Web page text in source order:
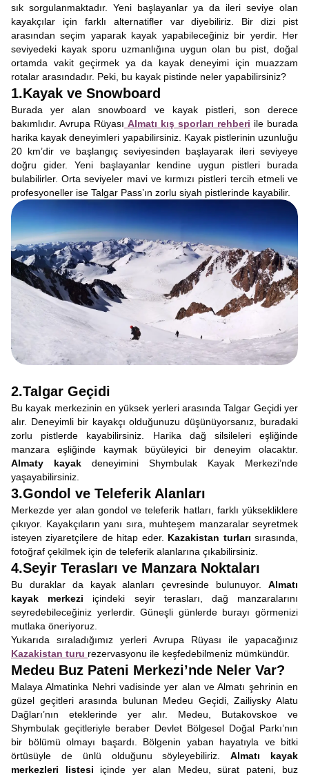
sık sorgulanmaktadır. Yeni başlayanlar ya da ileri seviye olan
kayakçılar için farklı alternatifler var diyebiliriz. Bir dizi pist
arasından seçim yaparak kayak yapabileceğiniz bir yerdir. Her
seviyedeki kayak sporu uzmanlığına uygun olan bu pist, doğal
ortamda vakit geçirmek ya da kayak deneyimi için muazzam
rotalar arasındadır. Peki, bu kayak pistinde neler yapabilirsiniz?
1.Kayak ve Snowboard
Burada yer alan snowboard ve kayak pistleri, son derece
bakımlıdır. Avrupa Rüyası Almatı kış sporları rehberi ile burada
harika kayak deneyimleri yapabilirsiniz. Kayak pistlerinin uzunluğu
20 km’dir ve başlangıç seviyesinden başlayarak ileri seviyeye
doğru gider. Yeni başlayanlar kendine uygun pistleri burada
bulabilirler. Orta seviyeler mavi ve kırmızı pistleri tercih etmeli ve
profesyoneller ise Talgar Pass’ın zorlu siyah pistlerinde kayabilir.
2.Talgar Geçidi
Bu kayak merkezinin en yüksek yerleri arasında Talgar Geçidi yer
alır. Deneyimli bir kayakçı olduğunuzu düşünüyorsanız, buradaki
zorlu pistlerde kayabilirsiniz. Harika dağ silsileleri eşliğinde
manzara eşliğinde kaymak büyüleyici bir deneyim olacaktır.
Almaty kayak deneyimini Shymbulak Kayak Merkezi’nde
yaşayabilirsiniz.
3.Gondol ve Teleferik Alanları
Merkezde yer alan gondol ve teleferik hatları, farklı yüksekliklere
çıkıyor. Kayakçıların yanı sıra, muhteşem manzaralar seyretmek
isteyen ziyaretçilere de hitap eder. Kazakistan turlarısırasında,
fotoğraf çekilmek için de teleferik alanlarına çıkabilirsiniz.
4.Seyir Terasları ve Manzara Noktaları
Bu duraklar da kayak alanları çevresinde bulunuyor. Almatı
kayak merkezi içindeki seyir terasları, dağ manzaralarını
seyredebileceğiniz yerlerdir. Güneşli günlerde burayı görmenizi
mutlaka öneriyoruz.
Yukarıda sıraladığımız yerleri Avrupa Rüyası ile yapacağınız
Kazakistan turu rezervasyonu ile keşfedebilmeniz mümkündür.
Medeu Buz Pateni Merkezi’nde Neler Var?
Malaya Almatinka Nehri vadisinde yer alan ve Almatı şehrinin en
güzel geçitleri arasında bulunan Medeu Geçidi, Zailiysky Alatu
Dağları’nın eteklerinde yer alır. Medeu, Butakovskoe ve
Shymbulak geçitleriyle beraber Devlet Bölgesel Doğal Parkı’nın
bir bölümü olmayı başardı. Bölgenin yaban hayatıyla ve bitki
örtüsüyle de ünlü olduğunu söyleyebiliriz.Almatı kayak
merkezleri listesi içinde yer alan Medeu, sürat pateni, buz